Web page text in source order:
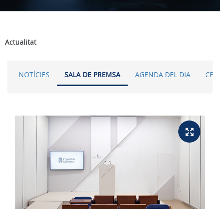
Actualitat
NOTÍCIES SALA DE PREMSA AGENDA DEL DIA